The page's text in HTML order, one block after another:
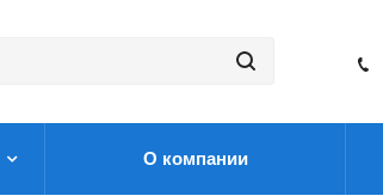
О компании